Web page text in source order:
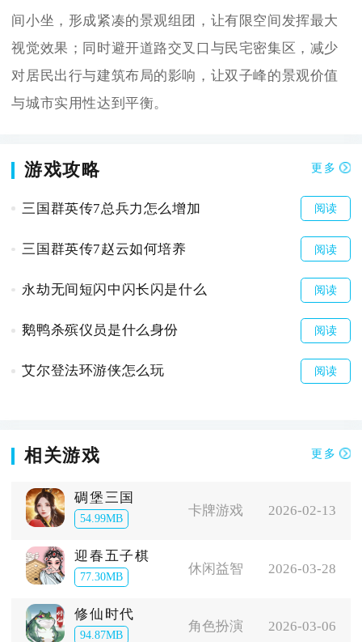
间小坐，形成紧凑的景观组团，让有限空间发挥最大
视觉效果；同时避开道路交叉口与民宅密集区，减少
对居民出行与建筑布局的影响，让双子峰的景观价值
与城市实用性达到平衡。
游戏攻略 更多
三国群英传7总兵力怎么增加 阅读
三国群英传7赵云如何培养 阅读
永劫无间短闪中闪长闪是什么 阅读
鹅鸭杀殡仪员是什么身份 阅读
艾尔登法环游侠怎么玩 阅读
相关游戏 更多
碉堡三国
54.99MB
卡牌游戏 2026-02-13
迎春五子棋
77.30MB
休闲益智 2026-03-28
修仙时代
94.87MB
角色扮演 2026-03-06